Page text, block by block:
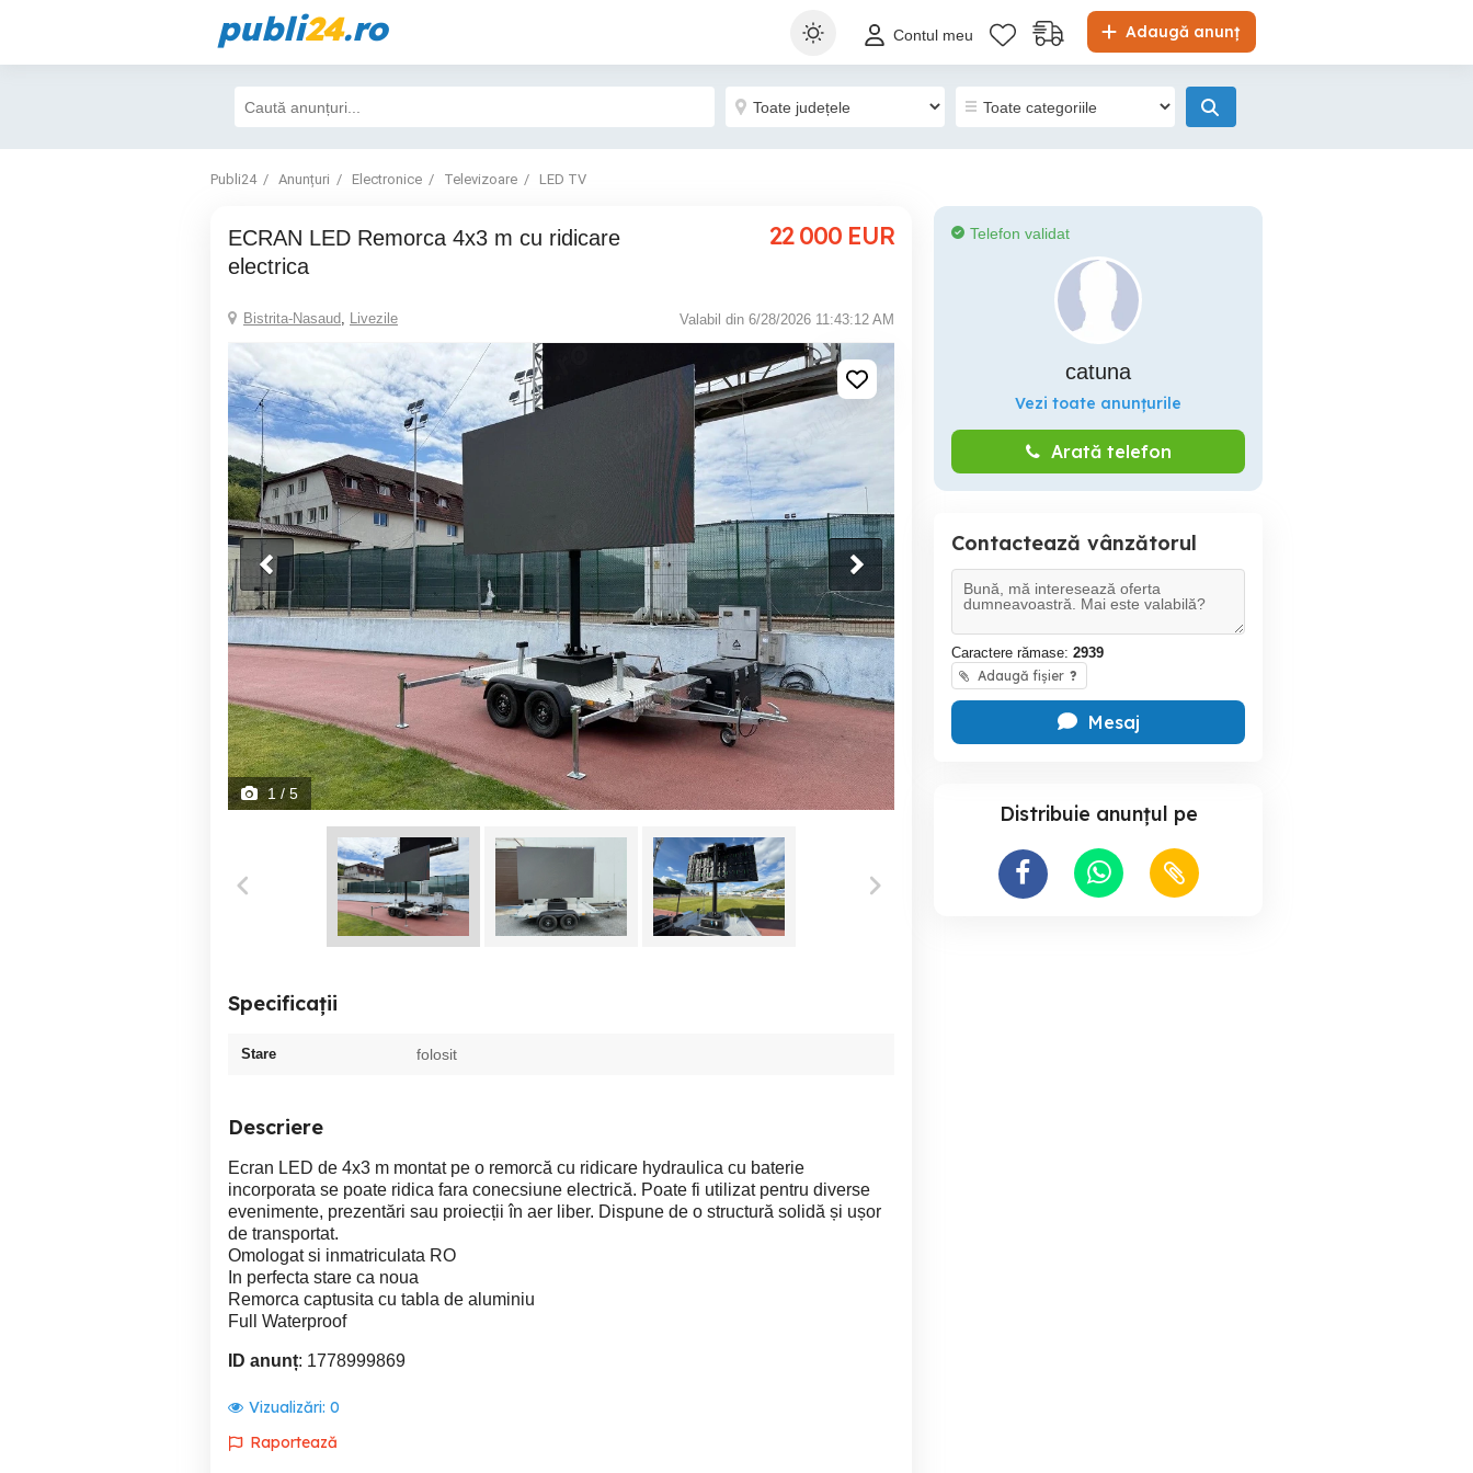
publi24.ro Adaugă anunț
Contul meu
Publi24 Anunțuri Electronice Televizoare LED TV
ECRAN LED Remorca 4x3 m cu ridicare
electrica
22 000 EUR
Bistrita-Nasaud, Livezile Valabil din 6/28/2026 11:43:12 AM
1/ 5
Specificații
Stare folosit
Descriere
Ecran LED de 4x3 m montat pe o remorcă cu ridicare hydraulica cu baterie
incorporata se poate ridica fara conecsiune electrică. Poate fi utilizat pentru diverse
evenimente, prezentări sau proiecții în aer liber. Dispune de o structură solidă și ușor
de transportat.
Omologat si inmatriculata RO
In perfecta stare ca noua
Remorca captusita cu tabla de aluminiu
Full Waterproof
ID anunț: 1778999869
Vizualizări: 0
Raportează
Telefon validat
catuna
Vezi toate anunțurile
Arată telefon
Contactează vânzătorul
Caractere rămase: 2939
Adaugă fișier ?
Mesaj
Distribuie anunțul pe